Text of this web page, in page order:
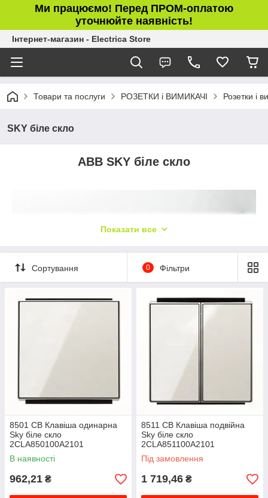
Ми працюємо! Перед ПРОМ-оплатою
уточнюйте наявність!
Інтернет-магазин - Electrica Store
Товари та послуги РОЗЕТКИ і ВИМИКАЧІ Розетки і
SKY біле скло
ABB SKY біле скло
Показати все
Сортування 0 Фільтри
8501 CB Клавіша одинарна
Sky біле скло
2CLA850100A2101
В наявності
962,21 ₴
8511 CB Клавіша подвійна
Sky біле скло
2CLA851100A2101
Під замовлення
1 719,46 ₴